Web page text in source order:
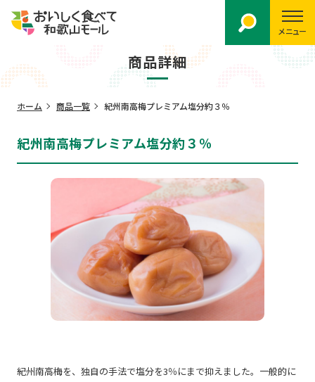
メニュー
商品詳細
ホーム 商品一覧 紀州南高梅プレミアム塩分約３％
紀州南高梅プレミアム塩分約３％
紀州南高梅を、独自の手法で塩分を3％にまで抑えました。一般的に